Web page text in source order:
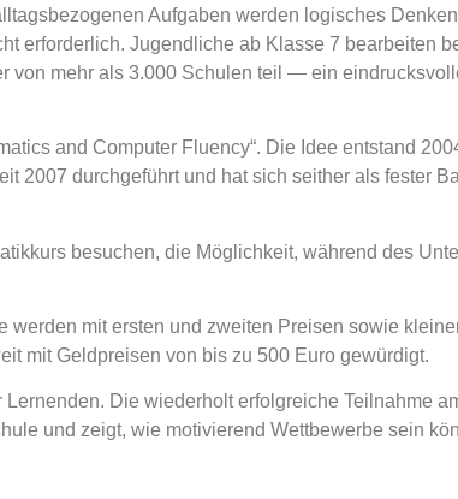
Aufgaben werden logisches
erforderlich. Jugendliche ab Klasse 7 bearbeiten
von mehr als 3.000 Schulen teil — ein
and Computer Fluency“. Die Idee entstand
2007 durchgeführt und hat sich seither als fester
besuchen, die Möglichkeit, während des
werden mit ersten und zweiten Preisen sowie
mit Geldpreisen von bis zu 500 Euro gewürdigt.
Die wiederholt erfolgreiche Teilnahme
und zeigt, wie motivierend Wettbewerbe sein